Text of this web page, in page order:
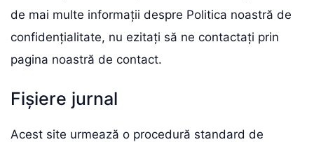
de mai multe informații despre Politica noastră de
confidențialitate, nu ezitați să ne contactați prin
pagina noastră de contact.
Fișiere jurnal
Acest site urmează o procedură standard de